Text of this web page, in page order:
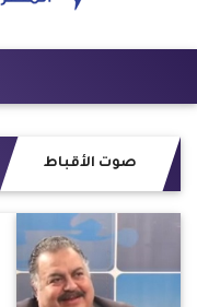
صوت الأقباط